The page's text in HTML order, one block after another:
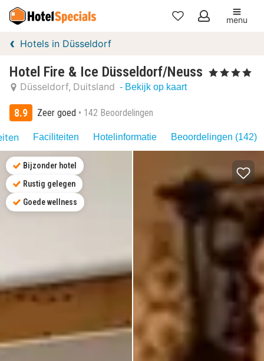
Mijn
menu
Hotels in Düsseldorf
Hotel Fire & Ice Düsseldorf/Neuss , 4 Sterren
Düsseldorf Duitsland - Bekijk op kaart
8.9 Zeer goed 142 Beoordelingen
Faciliteiten Hotelinformatie Beoordelingen (142)
Bijzonder hotel
Rustig gelegen
Goede wellness